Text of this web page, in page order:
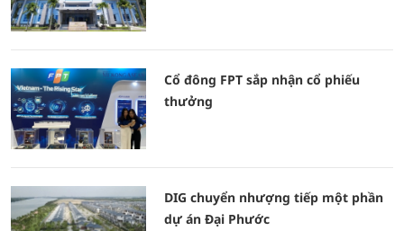
Cổ đông FPT sắp nhận cổ phiếu
thưởng
DIG chuyển nhượng tiếp một phần
dự án Đại Phước